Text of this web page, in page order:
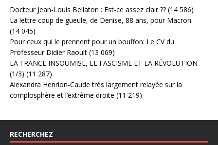
Docteur Jean-Louis Bellaton : Est-ce assez clair ?? (14 586)
La lettre coup de gueule, de Denise, 88 ans, pour Macron.
(14 045)
Pour ceux qui le prennent pour un bouffon: Le CV du
Professeur Didier Raoult (13 069)
LA FRANCE INSOUMISE, LE FASCISME ET LA RÉVOLUTION
(1/3) (11 287)
Alexandra Henrion-Caude très largement relayée sur la
complosphère et l’extrême droite (11 219)
RECHERCHEZ